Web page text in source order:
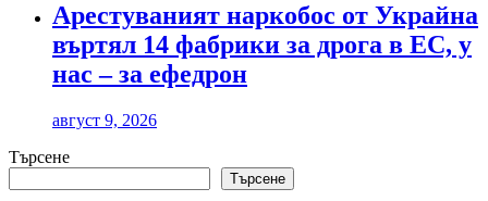
Арестуваният наркобос от Украйна
въртял 14 фабрики за дрога в ЕС, у
нас – за ефедрон
август 9, 2026
Търсене
Търсене